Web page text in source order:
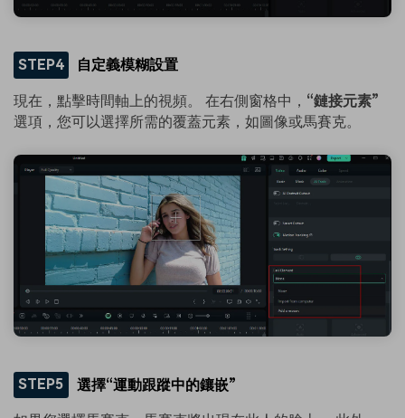
STEP4 自定義模糊設置
現在，點擊時間軸上的視頻。 在右側窗格中， “鏈接元素”
選項，您可以選擇所需的覆蓋元素，如圖像或馬賽克。
STEP5 選擇“運動跟蹤中的鑲嵌”